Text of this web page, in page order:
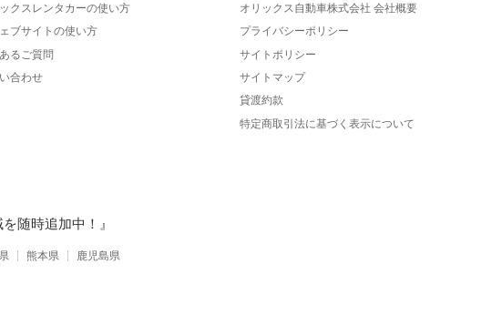
クスレンタカーの使い方
ブサイトの使い方
るご質問
合わせ
オリックス自動車株式会社 会社概要
プライバシーポリシー
サイトポリシー
サイトマップ
貸渡約款
特定商取引法に基づく表示について
を随時追加中！』
熊本県 鹿児島県